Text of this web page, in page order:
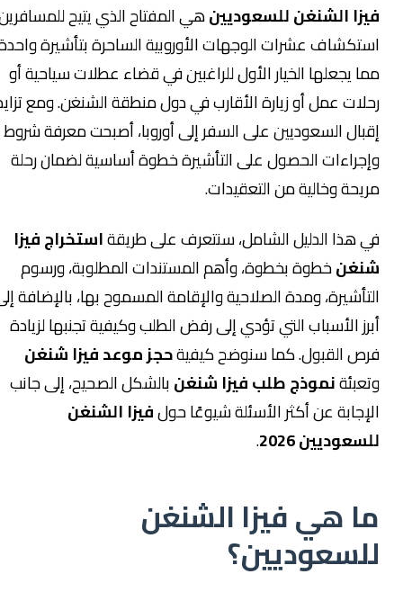
فيزا الشنغن للسعوديينهي المفتاح الذي يتيح للمسافرين
استكشاف عشرات الوجهات الأوروبية الساحرة بتأشيرة واحدة،
مما يجعلها الخيار الأول للراغبين في قضاء عطلات سياحية أو
رحلات عمل أو زيارة الأقارب في دول منطقة الشنغن. ومع تزايد
إقبال السعوديين على السفر إلى أوروبا، أصبحت معرفة شروط
وإجراءات الحصول على التأشيرة خطوة أساسية لضمان رحلة
مريحة وخالية من التعقيدات.
في هذا الدليل الشامل، سنتعرف على طريقةاستخراج فيزا
شنغنخطوة بخطوة، وأهم المستندات المطلوبة، ورسوم
التأشيرة، ومدة الصلاحية والإقامة المسموح بها، بالإضافة إلى
أبرز الأسباب التي تؤدي إلى رفض الطلب وكيفية تجنبها لزيادة
فرص القبول. كما سنوضح كيفيةحجز موعد فيزا شنغن
وتعبئةنموذج طلب فيزا شنغنبالشكل الصحيح، إلى جانب
الإجابة عن أكثر الأسئلة شيوعًا حولفيزا الشنغن
للسعوديين 2026
.
ما هي فيزا الشنغن
للسعوديين؟